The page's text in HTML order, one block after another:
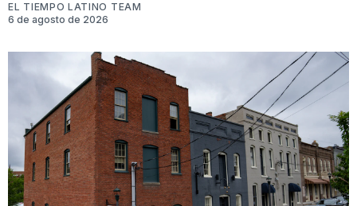
EL TIEMPO LATINO TEAM
6 de agosto de 2026